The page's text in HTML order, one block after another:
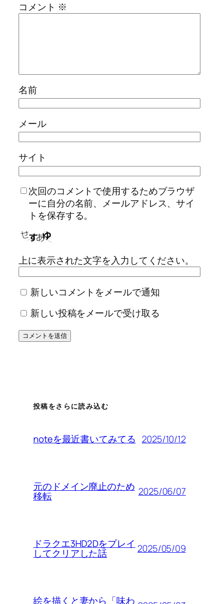
コメント ※
名前
メール
サイト
次回のコメントで使用するためブラウザ
ーに自分の名前、メールアドレス、サイ
トを保存する。
上に表示された文字を入力してください。
新しいコメントをメールで通知
新しい投稿をメールで受け取る
投稿をさらに読み込む
noteを最近書いてみてる 2025/10/12
元のドメイン廃止のため
移転 2025/06/07
ドラクエ3HD2Dをプレイ
してクリアした話 2025/05/09
絵を描くと妻から「味わ